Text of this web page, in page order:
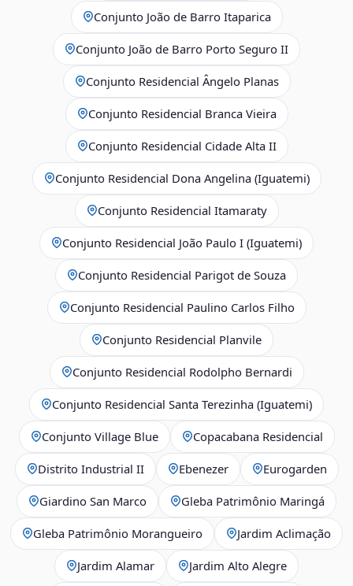
Conjunto João de Barro Itaparica
Conjunto João de Barro Porto Seguro II
Conjunto Residencial Ângelo Planas
Conjunto Residencial Branca Vieira
Conjunto Residencial Cidade Alta II
Conjunto Residencial Dona Angelina (Iguatemi)
Conjunto Residencial Itamaraty
Conjunto Residencial João Paulo I (Iguatemi)
Conjunto Residencial Parigot de Souza
Conjunto Residencial Paulino Carlos Filho
Conjunto Residencial Planvile
Conjunto Residencial Rodolpho Bernardi
Conjunto Residencial Santa Terezinha (Iguatemi)
Conjunto Village Blue Copacabana Residencial
Distrito Industrial II Ebenezer Eurogarden
Giardino San Marco Gleba Patrimônio Maringá
Gleba Patrimônio Morangueiro Jardim Aclimação
Jardim Alamar Jardim Alto Alegre